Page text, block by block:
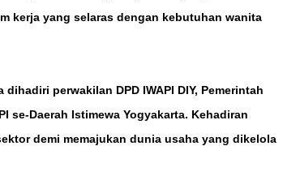
kerja yang selaras dengan kebutuhan wanita
perwakilan DPD IWAPI DIY, Pemerintah
se-Daerah Istimewa Yogyakarta. Kehadiran
demi memajukan dunia usaha yang dikelola